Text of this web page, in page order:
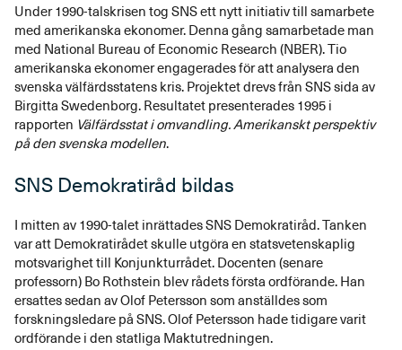
Under 1990-talskrisen tog SNS ett nytt initiativ till samarbete
med amerikanska ekonomer. Denna gång samarbetade man
med National Bureau of Economic Research (NBER). Tio
amerikanska ekonomer engagerades för att analysera den
svenska välfärdsstatens kris. Projektet drevs från SNS sida av
Birgitta Swedenborg. Resultatet presenterades 1995 i
rapporten Välfärdsstat i omvandling. Amerikanskt perspektiv
på den svenska modellen.
SNS Demokratiråd bildas
I mitten av 1990-talet inrättades SNS Demokratiråd. Tanken
var att Demokratirådet skulle utgöra en statsvetenskaplig
motsvarighet till Konjunkturrådet. Docenten (senare
professorn) Bo Rothstein blev rådets första ordförande. Han
ersattes sedan av Olof Petersson som anställdes som
forskningsledare på SNS. Olof Petersson hade tidigare varit
ordförande i den statliga Maktutredningen.